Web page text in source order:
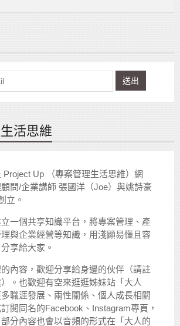
送出
活思維
Project Up （專案管理生活思維）網
問/企業講師 張國洋（Joe）與姚詩豪
立。
一個共享知識平台，將專案管理、產
與企業經營等知識，用淺顯易懂且容
享給大家。
內容，歡迎分享給身邊的伙伴（請註
。也歡迎有空來逛逛姊妹站「大人
職涯發展、兩性關係、個人成長相關
閱同名的Facebook、Instagram專頁，
分內容也會以音頻的形式在「大人的